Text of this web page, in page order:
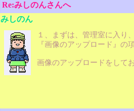
Re:みしのんさんへ
みしのん
１、まずは、管理室に入り
『画像のアップロード』
画像のアップロードをして